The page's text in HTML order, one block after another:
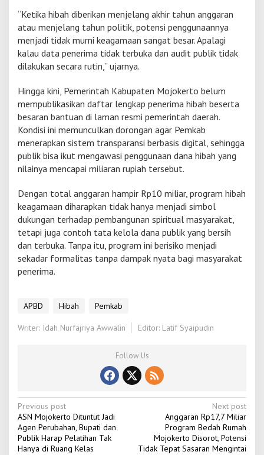
“Ketika hibah diberikan menjelang akhir tahun anggaran
atau menjelang tahun politik, potensi penggunaannya
menjadi tidak murni keagamaan sangat besar. Apalagi
kalau data penerima tidak terbuka dan audit publik tidak
dilakukan secara rutin,” ujarnya.
Hingga kini, Pemerintah Kabupaten Mojokerto belum
mempublikasikan daftar lengkap penerima hibah beserta
besaran bantuan di laman resmi pemerintah daerah.
Kondisi ini memunculkan dorongan agar Pemkab
menerapkan sistem transparansi berbasis digital, sehingga
publik bisa ikut mengawasi penggunaan dana hibah yang
nilainya mencapai miliaran rupiah tersebut.
Dengan total anggaran hampir Rp10 miliar, program hibah
keagamaan diharapkan tidak hanya menjadi simbol
dukungan terhadap pembangunan spiritual masyarakat,
tetapi juga contoh tata kelola dana publik yang bersih
dan terbuka. Tanpa itu, program ini berisiko menjadi
sekadar formalitas tanpa dampak nyata bagi masyarakat
penerima.
APBD Hibah Pemkab
Writer: Idah Nurfajriya Awwalin Editor: Latif Syaipudin
Follow Us
P
o
s
Previous post
ASN Mojokerto Dituntut Jadi
Agen Perubahan, Bupati dan
Publik Harap Pelatihan Tak
Hanya di Ruang Kelas
Next post
Anggaran Rp17,7 Miliar
Program Bedah Rumah
Mojokerto Disorot, Potensi
Tidak Tepat Sasaran Mengintai